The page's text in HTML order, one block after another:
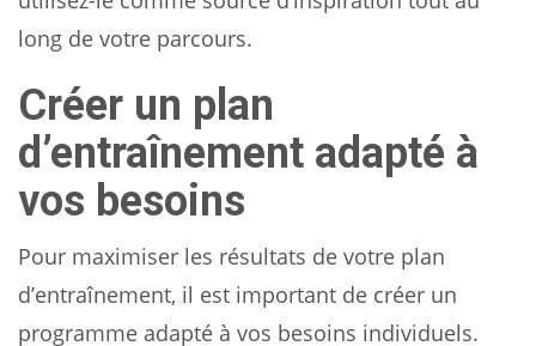
long de votre parcours.
Créer un plan
d’entraînement adapté à
vos besoins
Pour maximiser les résultats de votre plan
d’entraînement, il est important de créer un
programme adapté à vos besoins individuels.